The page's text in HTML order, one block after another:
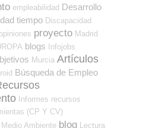
empleabilidad Desarrollo
tiempo Discapacidad
opiniones proyecto Madrid
blogs Infojobs
Murcia Artículos
Búsqueda de Empleo
Informes recursos
(CP Y CV)
Medio Ambiente blog
Lectura